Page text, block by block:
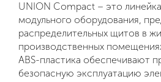
UNION Compact – это
модульного оборудования,
распределительных щитов в
производственных
ABS-пластика обеспечивают
безопасную эксплуатацию